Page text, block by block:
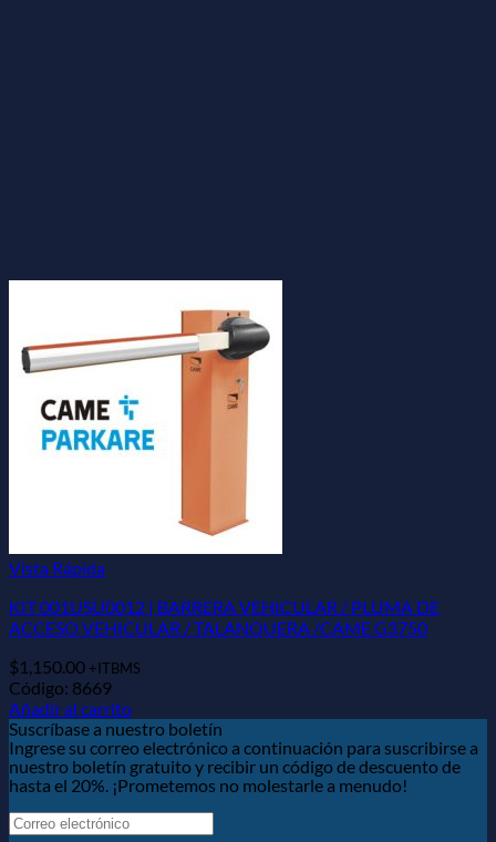
Vista Rápida
KIT 001USU0012 | BARRERA VEHICULAR / PLUMA DE
ACCESO VEHICULAR / TALANQUERA /CAME G3750
$1,150.00 +ITBMS
Código: 8669
Añadir al carrito
Suscríbase a nuestro boletín
Ingrese su correo electrónico a continuación para suscribirse a
nuestro boletín gratuito y recibir un código de descuento de
hasta el 20%. ¡Prometemos no molestarle a menudo!